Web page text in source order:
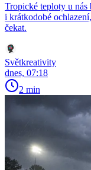
Tropické teploty u
i krátkodobé
čekat.
Světkreativity
dnes, 07:18
2 min